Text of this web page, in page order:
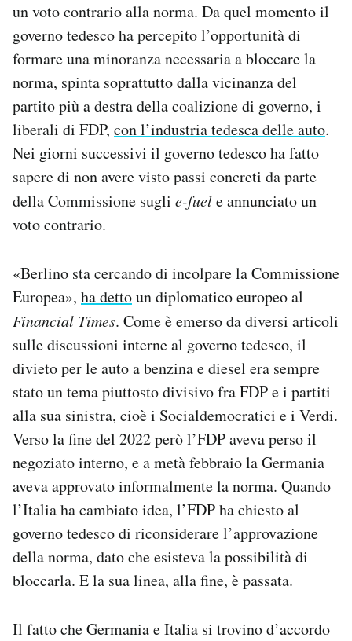
un voto contrario alla norma. Da quel momento il
governo tedesco ha percepito l’opportunità di
formare una minoranza necessaria a bloccare la
norma, spinta soprattutto dalla vicinanza del
partito più a destra della coalizione di governo, i
liberali di FDP, con l’industria tedesca delle auto.
Nei giorni successivi il governo tedesco ha fatto
sapere di non avere visto passi concreti da parte
della Commissione sugli e-fuele annunciato un
voto contrario.
«Berlino sta cercando di incolpare la Commissione
Europea», ha dettoun diplomatico europeo al
Financial Times. Come è emerso da diversi articoli
sulle discussioni interne al governo tedesco, il
divieto per le auto a benzina e diesel era sempre
stato un tema piuttosto divisivo fra FDP e i partiti
alla sua sinistra, cioè i Socialdemocratici e i Verdi.
Verso la fine del 2022 però l’FDP aveva perso il
negoziato interno, e a metà febbraio la Germania
aveva approvato informalmente la norma. Quando
l’Italia ha cambiato idea, l’FDP ha chiesto al
governo tedesco di riconsiderare l’approvazione
della norma, dato che esisteva la possibilità di
bloccarla. E la sua linea, alla fine, è passata.
Il fatto che Germania e Italia si trovino d’accordo